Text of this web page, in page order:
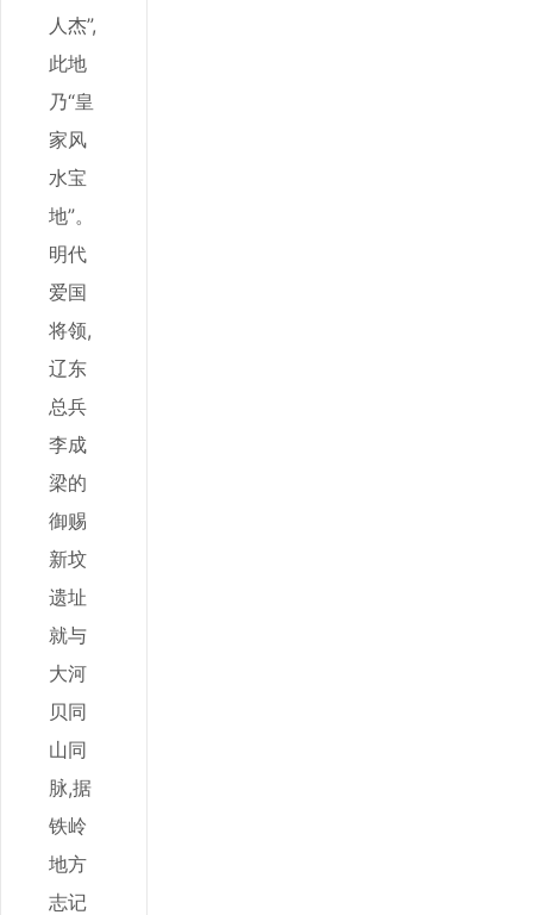
人杰”,
此地
乃“皇
家风
水宝
地”。
明代
爱国
将领,
辽东
总兵
李成
梁的
御赐
新坟
遗址
就与
大河
贝同
山同
脉,据
铁岭
地方
志记